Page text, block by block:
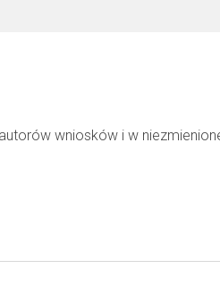
wniosków i w